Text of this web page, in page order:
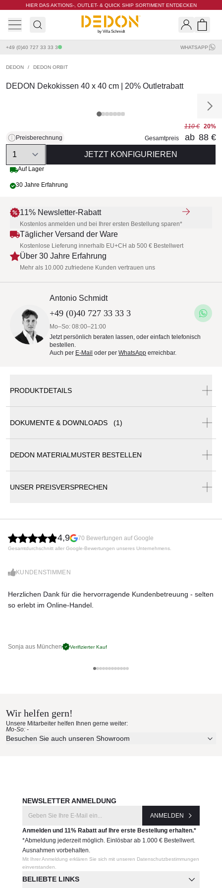
HIER DAS AKTIONS-, OUTLET- & QUICK SHIP SORTIMENT ENTDECKEN
by Villa Schmidt
+49 (0)40 727 33 33 3 WHATSAPP
DEDON / DEDON ORBIT
DEDON Dekokissen 40 x 40 cm | 20% Outletrabatt
Preisberechnung
110 € 20%
Gesamtpreis
ab 88 €
Quantity
JETZT KONFIGURIEREN
Auf Lager
30 Jahre Erfahrung
11% Newsletter-Rabatt
Kostenlos anmelden und bei Ihrer ersten Bestellung sparen*
Täglicher Versand der Ware
Kostenlose Lieferung innerhalb EU+CH ab 500 € Bestellwert
Über 30 Jahre Erfahrung
Mehr als 10.000 zufriedene Kunden vertrauen uns
Antonio Schmidt
+49 (0)40 727 33 33 3
Mo–So: 08:00–21:00
Jetzt persönlich beraten lassen, oder einfach telefonisch
bestellen.
Auch per E-Mail oder per WhatsApp erreichbar.
PRODUKTDETAILS
DEDON Dekokissen 40 x 40
Es handelt sich um einen Outletartikel!
Natura White
Hersteller:
Dedon
DOKUMENTE & DOWNLOADS (1)
Dedon Lookbook 2025
DEDON MATERIALMUSTER BESTELLEN
Erleben Sie unsere Stoffe und Materialien ganz in Ruhe in
Ihren eigenen vier Wänden.
Aktuelle Originalstoffe des Herstellers
UNSER PREISVERSPRECHEN
4,9 70 Bewertungen auf Google
Gesamtdurchschnitt aller Google-Bewertungen unseres Unternehmens.
KUNDENSTIMMEN
Herzlichen Dank für die hervorragende Kundenbetreuung - selten
so erlebt im Online-Handel.
Sonja aus München Verifizierter Kauf
Wir helfen gern!
Unsere Mitarbeiter helfen Ihnen gerne weiter:
Mo-So: -
Besuchen Sie auch unseren Showroom
BELIEBTE LINKS
NEWSLETTER ANMELDUNG
ANMELDEN
Anmelden und 11% Rabatt auf Ihre erste Bestellung erhalten.*
*Abmeldung jederzeit möglich. Einlösbar ab 1.000 € Bestellwert.
Ausnahmen vorbehalten.
Mit Ihrer Anmeldung erklären Sie sich mit unseren Datenschutzbestimmungen
einverstanden.